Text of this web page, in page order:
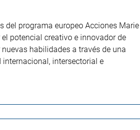
del programa europeo Acciones Marie
potencial creativo e innovador de
habilidades a través de una
intersectorial e